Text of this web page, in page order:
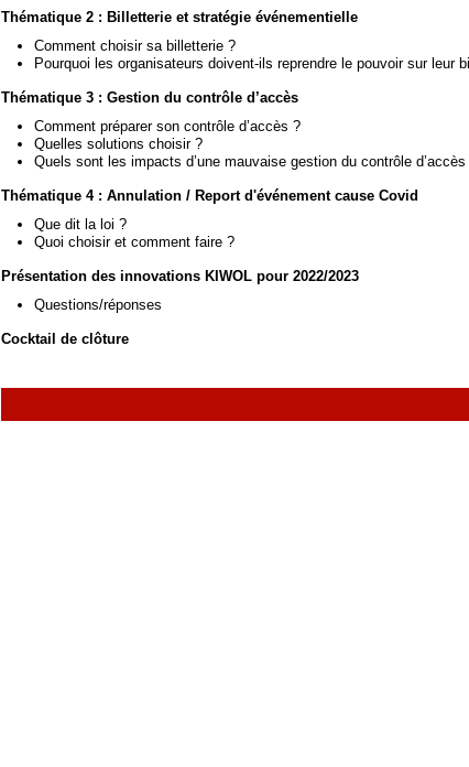
Thématique 2 : Billetterie et stratégie événementielle
Comment choisir sa billetterie ?
Pourquoi les organisateurs doivent-ils reprendre le pouvoir sur leur
Thématique 3 : Gestion du contrôle d’accès
Comment préparer son contrôle d’accès ?
Quelles solutions choisir ?
Quels sont les impacts d’une mauvaise gestion du contrôle d’accès
Thématique 4 : Annulation / Report d'événement cause Covid
Que dit la loi ?
Quoi choisir et comment faire ?
Présentation des innovations KIWOL pour 2022/2023
Questions/réponses
Cocktail de clôture